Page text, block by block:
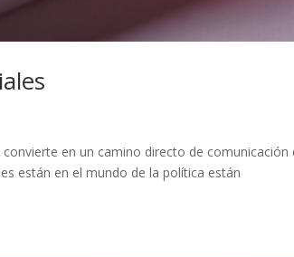
en un camino directo de comunicación
están en el mundo de la política están